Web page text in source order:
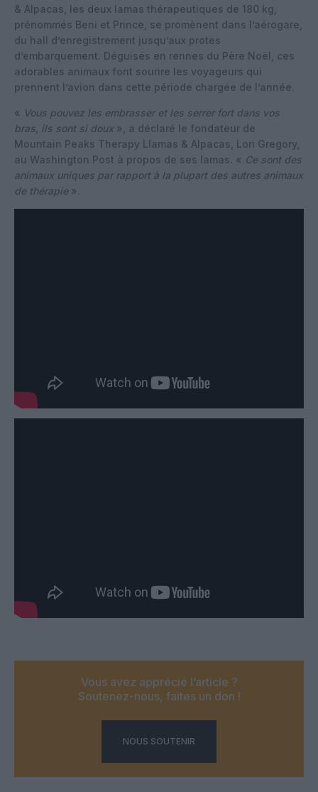
& Alpacas, les deux lamas thérapeutiques de 180 kg,
prénommés Beni et Prince, se promènent dans l’aérogare,
du hall d’enregistrement jusqu’aux protes
d’embarquement. Déguisés en rennes du Père Noël, ces
adorables animaux font sourire les voyageurs qui
prennent l’avion dans cette période chargée de l’année.
« Vous pouvez les embrasser et les serrer fort dans vos
bras, ils sont si doux », a déclaré le fondateur de
Mountain Peaks Therapy Llamas & Alpacas, Lori Gregory,
au Washington Post à propos de ses lamas. « Ce sont des
animaux uniques par rapport à la plupart des autres animaux
de thérapie ».
Vous avez apprécié l’article ?
Soutenez-nous, faites un don !
NOUS SOUTENIR